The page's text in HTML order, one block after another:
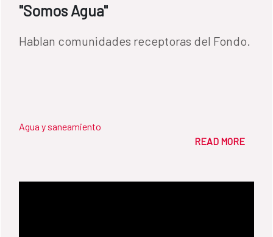
"Somos Agua"
Hablan comunidades receptoras del Fondo.
Agua y saneamiento
READ MORE